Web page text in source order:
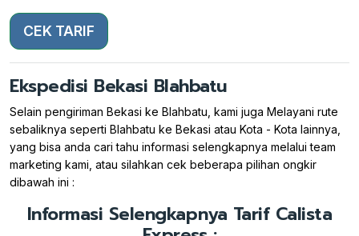
CEK TARIF
Ekspedisi Bekasi Blahbatu
Selain pengiriman Bekasi ke Blahbatu, kami juga Melayani rute
sebaliknya seperti Blahbatu ke Bekasi atau Kota - Kota lainnya,
yang bisa anda cari tahu informasi selengkapnya melalui team
marketing kami, atau silahkan cek beberapa pilihan ongkir
dibawah ini :
Informasi Selengkapnya Tarif Calista